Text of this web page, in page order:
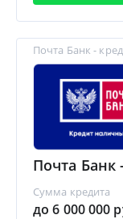
Почта Банк -
Почта
Сумма кредита
до 6 000 000